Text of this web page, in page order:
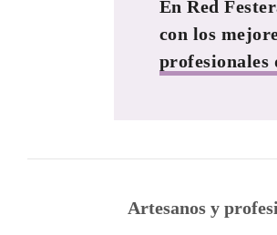
En Red
con los
profesionales
Artesanos y